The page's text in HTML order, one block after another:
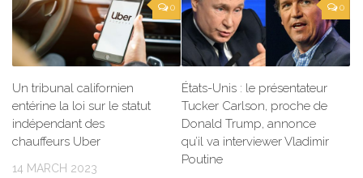
0
Un tribunal californien
entérine la loi sur le statut
indépendant des
chauffeurs Uber
14 MARCH 2023
0
États-Unis : le présentateur
Tucker Carlson, proche de
Donald Trump, annonce
qu’il va interviewer Vladimir
Poutine